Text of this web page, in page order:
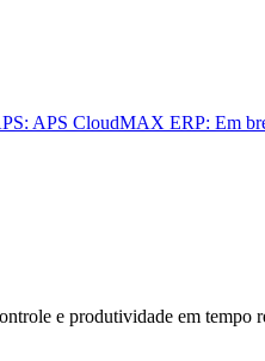
APS CloudMAX ERP: Em
e produtividade em tempo